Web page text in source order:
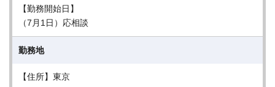
【勤務開始日】
（7月1日）応相談
勤務地
【住所】東京